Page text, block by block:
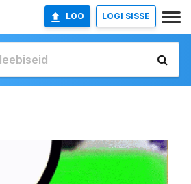
LOO LOGI SISSE